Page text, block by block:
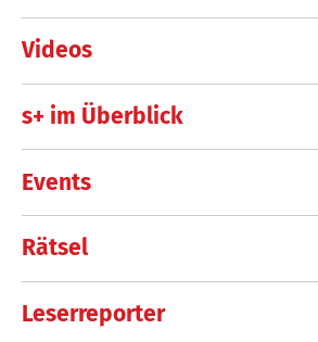
Videos
s+ im Überblick
Events
Rätsel
Leserreporter